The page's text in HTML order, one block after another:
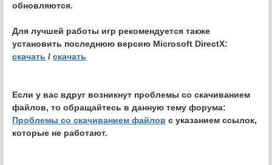
обновляются.
Для лучшей работы игр рекомендуется также
установить последнюю версию Microsoft DirectX:
скачать /скачать
Если у вас вдруг возникнут проблемы со скачиванием
файлов, то обращайтесь в данную тему форума:
Проблемы со скачиванием файлов с указанием ссылок,
которые не работают.